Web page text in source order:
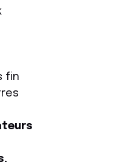
fin
,